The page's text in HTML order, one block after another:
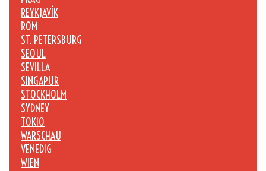
REYKJAVÍK
ROM
ST. PETERSBURG
SEOUL
SEVILLA
SINGAPUR
STOCKHOLM
SYDNEY
TOKIO
WARSCHAU
VENEDIG
WIEN